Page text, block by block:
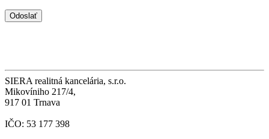
SIERA realitná kancelária, s.r.o.
Mikovíniho 217/4,
917 01 Trnava
IČO: 53 177 398